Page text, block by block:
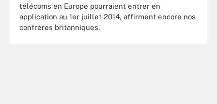
télécoms en Europe pourraient entrer en
application au 1er juillet 2014, affirment encore nos
confrères britanniques.